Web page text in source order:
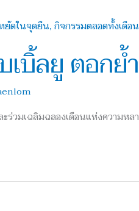
เบิ้ลยู ตอก
ร่วมเฉลิมฉลองเดือนแห่งความห